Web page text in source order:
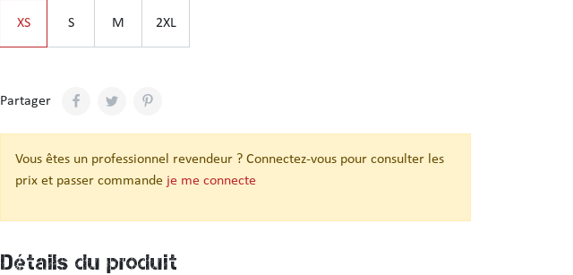
XS S M 2XL
Partager
Vous êtes un professionnel revendeur ? Connectez-vous pour consulter les
prix et passer commande je me connecte
Détails du produit